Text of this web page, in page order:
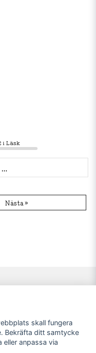
i Läsk
Nästa »
in
dig
lösenord?
skall fungera
Bekräfta ditt samtycke
anpassa via